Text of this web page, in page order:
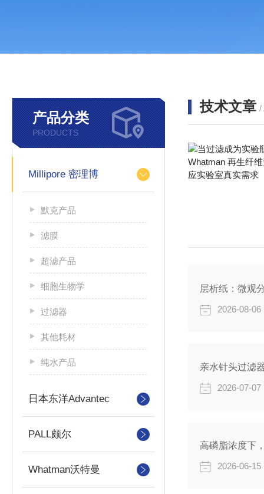
产品分类
PRODUCTS
Millipore 密理博
默克产品
滤膜
超滤产品
细胞生物学
过滤器
其他耗材
纯水产品
日本东洋Advantec
PALL颇尔
Whatman沃特曼
技术文章 /
层析纸：微观
2026-08-06
亲水针头过滤
2026-07-07
高磷脂浓度下
2026-06-15